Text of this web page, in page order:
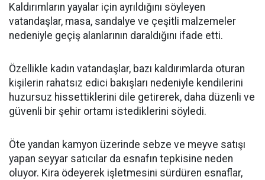
Kaldırımların yayalar için ayrıldığını söyleyen
vatandaşlar, masa, sandalye ve çeşitli malzemeler
nedeniyle geçiş alanlarının daraldığını ifade etti.
Özellikle kadın vatandaşlar, bazı kaldırımlarda oturan
kişilerin rahatsız edici bakışları nedeniyle kendilerini
huzursuz hissettiklerini dile getirerek, daha düzenli ve
güvenli bir şehir ortamı istediklerini söyledi.
Öte yandan kamyon üzerinde sebze ve meyve satışı
yapan seyyar satıcılar da esnafın tepkisine neden
oluyor. Kira ödeyerek işletmesini sürdüren esnaflar,